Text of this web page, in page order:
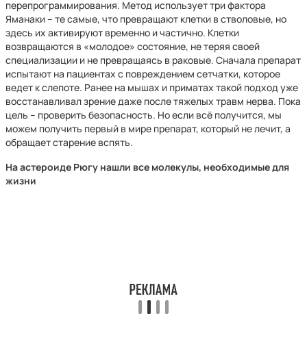
перепрограммирования. Метод использует три фактора
Яманаки – те самые, что превращают клетки в стволовые, но
здесь их активируют временно и частично. Клетки
возвращаются в «молодое» состояние, не теряя своей
специализации и не превращаясь в раковые. Сначала препарат
испытают на пациентах с повреждением сетчатки, которое
ведет к слепоте. Ранее на мышах и приматах такой подход уже
восстанавливал зрение даже после тяжелых травм нерва. Пока
цель – проверить безопасность. Но если всё получится, мы
можем получить первый в мире препарат, который не лечит, а
обращает старение вспять.
На астероиде Рюгу нашли все молекулы, необходимые для
жизни